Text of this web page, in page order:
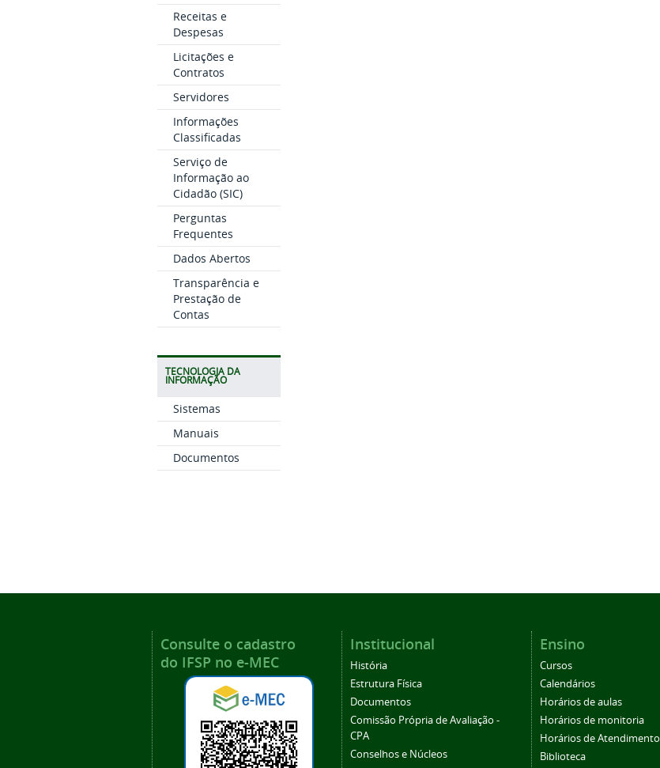
Receitas e
Despesas
Licitações e
Contratos
Servidores
Informações
Classificadas
Serviço de
Informação ao
Cidadão (SIC)
Perguntas
Frequentes
Dados Abertos
Transparência e
Prestação de
Contas
TECNOLOGIA DA
INFORMAÇÃO
Sistemas
Manuais
Documentos
Consulte o cadastro
do IFSP no e-MEC
Institucional
História
Estrutura Física
Documentos
Comissão Própria de Avaliação -
CPA
Conselhos e Núcleos
Ensino
Cursos
Calendários
Horários de aulas
Horários de monitoria
Horários de Atendimento
Biblioteca